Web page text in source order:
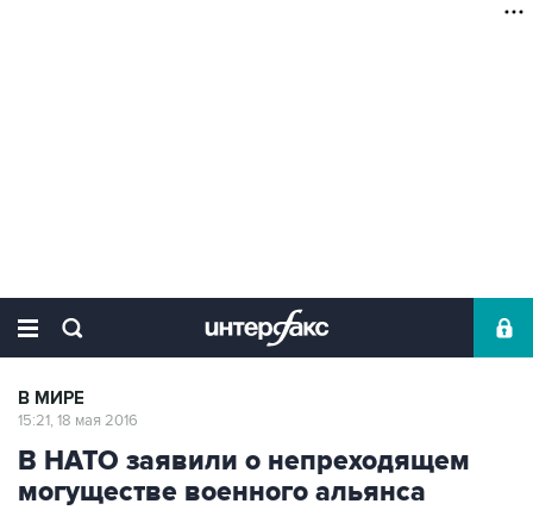
В МИРЕ
15:21, 18 мая 2016
В НАТО заявили о непреходящем
могуществе военного альянса